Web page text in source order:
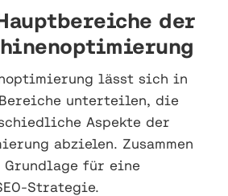
der
lässt sich in
unterteilen, die
Aspekte der
abzielen. Zusammen
für eine
Strategie.